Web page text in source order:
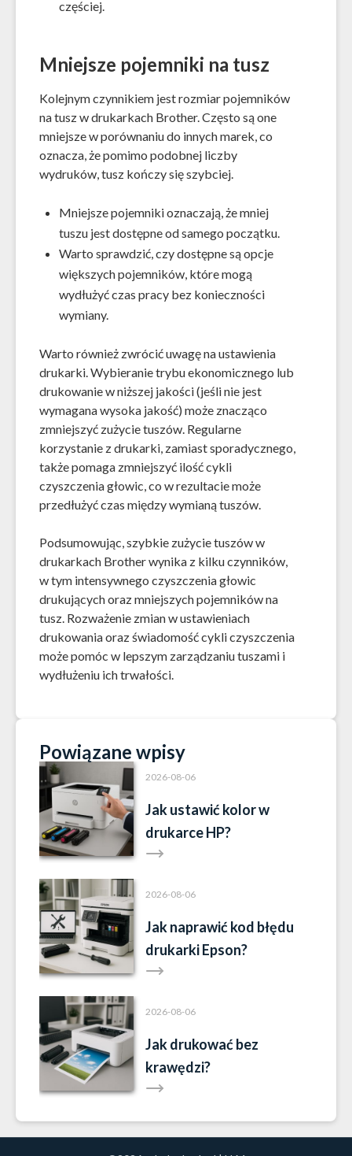
częściej.
Mniejsze pojemniki na tusz
Kolejnym czynnikiem jest rozmiar pojemników
na tusz w drukarkach Brother. Często są one
mniejsze w porównaniu do innych marek, co
oznacza, że pomimo podobnej liczby
wydruków, tusz kończy się szybciej.
Mniejsze pojemniki oznaczają, że mniej
tuszu jest dostępne od samego początku.
Warto sprawdzić, czy dostępne są opcje
większych pojemników, które mogą
wydłużyć czas pracy bez konieczności
wymiany.
Warto również zwrócić uwagę na ustawienia
drukarki. Wybieranie trybu ekonomicznego lub
drukowanie w niższej jakości (jeśli nie jest
wymagana wysoka jakość) może znacząco
zmniejszyć zużycie tuszów. Regularne
korzystanie z drukarki, zamiast sporadycznego,
także pomaga zmniejszyć ilość cykli
czyszczenia głowic, co w rezultacie może
przedłużyć czas między wymianą tuszów.
Podsumowując, szybkie zużycie tuszów w
drukarkach Brother wynika z kilku czynników,
w tym intensywnego czyszczenia głowic
drukujących oraz mniejszych pojemników na
tusz. Rozważenie zmian w ustawieniach
drukowania oraz świadomość cykli czyszczenia
może pomóc w lepszym zarządzaniu tuszami i
wydłużeniu ich trwałości.
Powiązane wpisy
2026-08-06
Jak ustawić kolor w
drukarce HP?
2026-08-06
Jak naprawić kod błędu
drukarki Epson?
2026-08-06
Jak drukować bez
krawędzi?